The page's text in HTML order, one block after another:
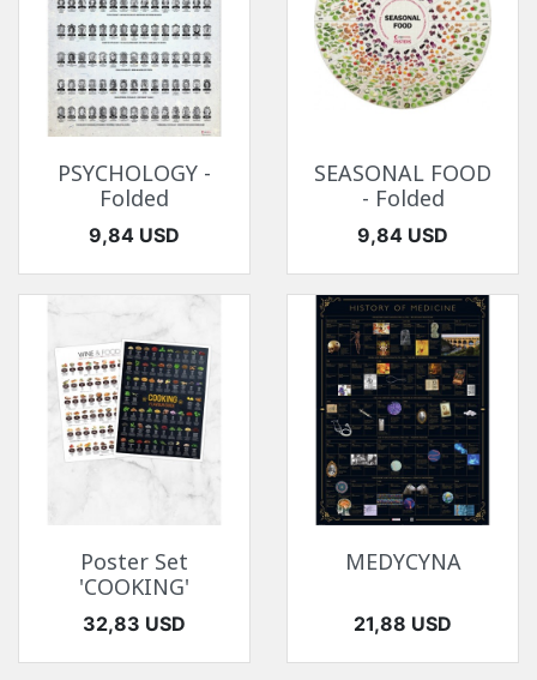
PSYCHOLOGY -
Folded
Cena
9,84 USD
SEASONAL FOOD
- Folded
Cena
9,84 USD
Poster Set
'COOKING'
Cena
32,83 USD
MEDYCYNA
Cena
21,88 USD